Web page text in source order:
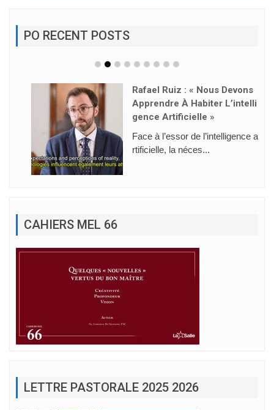
PO RECENT POSTS
Rafael Ruiz : « Nous Devons
Apprendre À Habiter L’intelli
Gence Artificielle »
Face à l’essor de l’intelligence a
rtificielle, la néces...
CAHIERS MEL 66
LETTRE PASTORALE 2025 2026